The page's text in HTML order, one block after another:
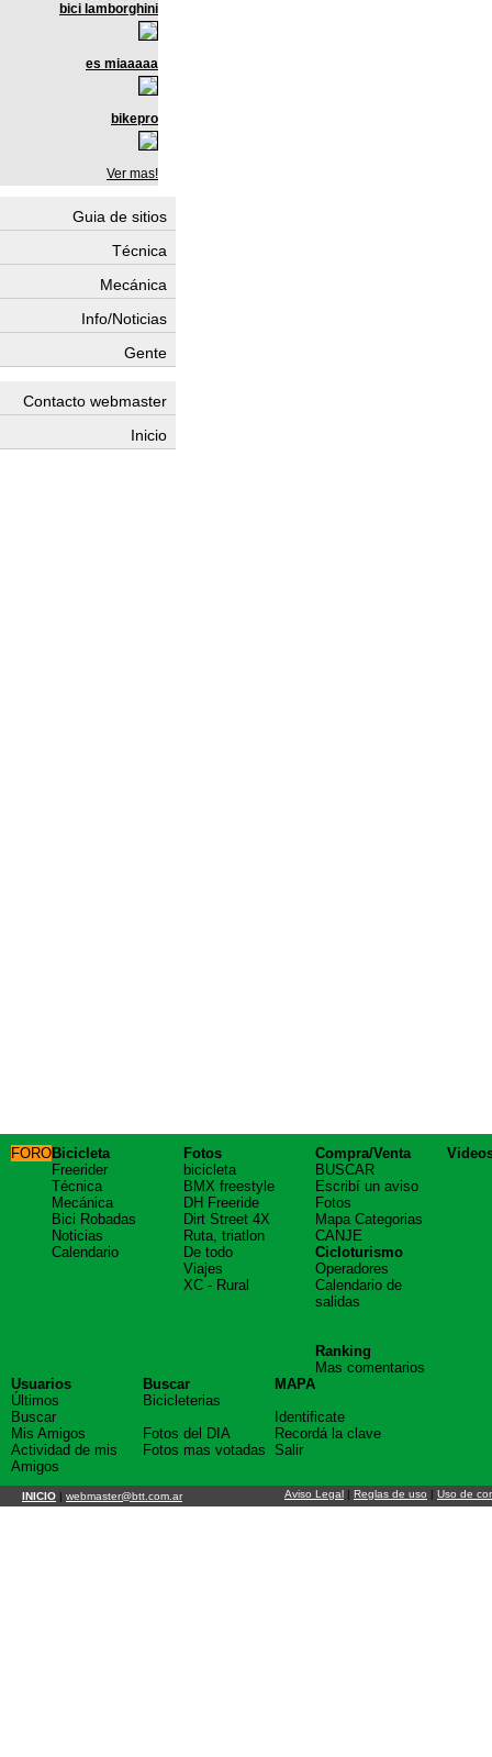
bici lamborghini
es miaaaaa
bikepro
Ver mas!
Guia de sitios
Técnica
Mecánica
Info/Noticias
Gente
Contacto webmaster
Inicio
FOROBicicleta
Freerider
Técnica
Mecánica
Bici Robadas
Noticias
Calendario
Fotos
bicicleta
BMX freestyle
DH Freeride
Dirt Street 4X
Ruta, triatlon
De todo
Viajes
XC - Rural
Compra/Venta
BUSCAR
Escribí un aviso
Fotos
Mapa Categorias
CANJE
Cicloturismo
Operadores
Calendario de
salidas
Ranking
Mas comentarios
Usuarios
Últimos
Buscar
Mis Amigos
Actividad de mis
Amigos
Buscar
Bicicleterias
Fotos del DIA
Fotos mas votadas
MAPA
Identificate
Recordá la clave
Salir
INICIO | webmaster@btt.com.ar Aviso Legal | Reglas de uso | Uso de